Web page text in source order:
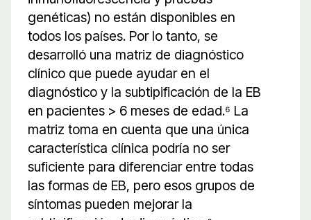
genéticas) no están disponibles en
todos los países. Por lo tanto, se
desarrolló una matriz de diagnóstico
clínico que puede ayudar en el
diagnóstico y la subtipificación de la EB
en pacientes > 6 meses de edad.⁶ La
matriz toma en cuenta que una única
característica clínica podría no ser
suficiente para diferenciar entre todas
las formas de EB, pero esos grupos de
síntomas pueden mejorar la